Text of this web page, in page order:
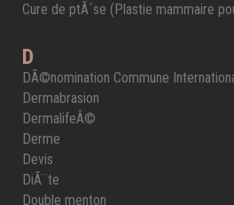
Cure de ptÃ´se (Plastie mammaire
D
DÃ©nomination Commune
Dermabrasion
DermalifeÂ©
Derme
Devis
DiÃ¨te
Double menton